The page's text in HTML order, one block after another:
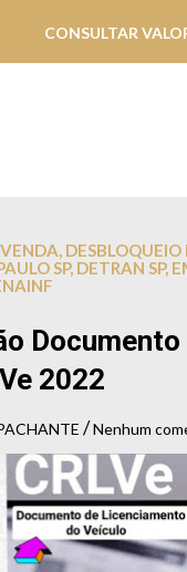
CONSULTAR
, DESBLOQUEIO
SP, DETRAN SP,
2022
/Nenhum